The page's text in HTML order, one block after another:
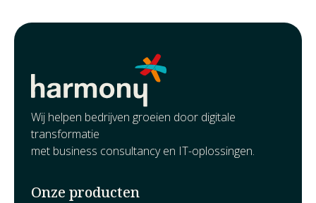
Wij helpen bedrijven groeien door digitale
transformatie
met business consultancy en IT-oplossingen.
Onze producten